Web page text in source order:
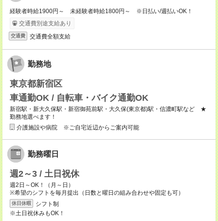
経験者時給1900円～ 未経験者時給1800円～ ※日払い/週払いOK！
交通費別途支給あり
交通費 交通費全額支給
勤務地
東京都新宿区
車通勤OK / 自転車・バイク通勤OK
新宿駅・新大久保駅・新宿御苑前駅・大久保(東京都)駅・信濃町駅など ★
勤務地選べます！
介護施設や病院 ※ご自宅近辺からご案内可能
勤務曜日
週2～3 / 土日祝休
週2日～OK！（月～日）
※希望のシフトを毎月提出（日数と曜日の組み合わせや固定も可）
休日休暇
シフト制
※土日祝休みもOK！